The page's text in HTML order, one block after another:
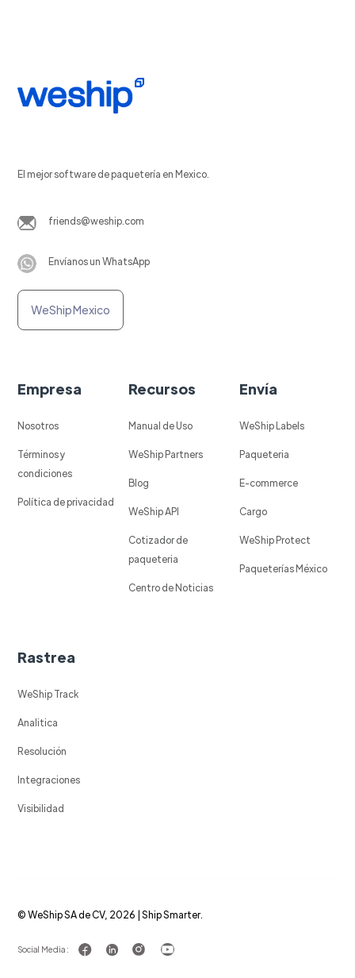
El mejor software de paquetería en Mexico.
friends@weship.com
Envíanos un WhatsApp
WeShip Mexico
Empresa
Nosotros
Términos y
condiciones
Política de privacidad
Recursos
Manual de Uso
WeShip Partners
Blog
WeShip API
Cotizador de
paqueteria
Centro de Noticias
Envía
WeShip Labels
Paqueteria
E-commerce
Cargo
WeShip Protect
Paqueterías México
Rastrea
WeShip Track
Analitica
Resolución
Integraciones
Visibilidad
© WeShip SA de CV, 2026 | Ship Smarter.
Social Media :